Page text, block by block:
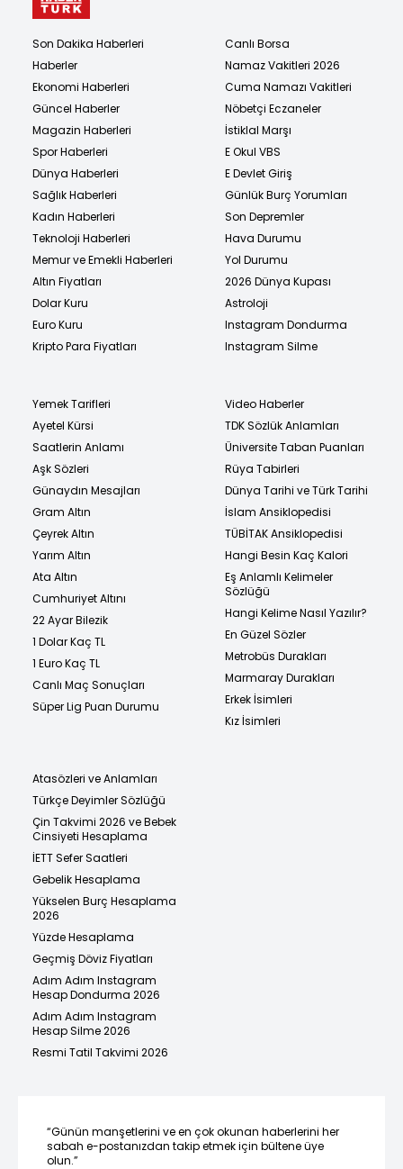
Son Dakika Haberleri
Haberler
Ekonomi Haberleri
Güncel Haberler
Magazin Haberleri
Spor Haberleri
Dünya Haberleri
Sağlık Haberleri
Kadın Haberleri
Teknoloji Haberleri
Memur ve Emekli Haberleri
Altın Fiyatları
Dolar Kuru
Euro Kuru
Kripto Para Fiyatları
Canlı Borsa
Namaz Vakitleri 2026
Cuma Namazı Vakitleri
Nöbetçi Eczaneler
İstiklal Marşı
E Okul VBS
E Devlet Giriş
Günlük Burç Yorumları
Son Depremler
Hava Durumu
Yol Durumu
2026 Dünya Kupası
Astroloji
Instagram Dondurma
Instagram Silme
Yemek Tarifleri
Ayetel Kürsi
Saatlerin Anlamı
Aşk Sözleri
Günaydın Mesajları
Gram Altın
Çeyrek Altın
Yarım Altın
Ata Altın
Cumhuriyet Altını
22 Ayar Bilezik
1 Dolar Kaç TL
1 Euro Kaç TL
Canlı Maç Sonuçları
Süper Lig Puan Durumu
Video Haberler
TDK Sözlük Anlamları
Üniversite Taban Puanları
Rüya Tabirleri
Dünya Tarihi ve Türk Tarihi
İslam Ansiklopedisi
TÜBİTAK Ansiklopedisi
Hangi Besin Kaç Kalori
Eş Anlamlı Kelimeler
Sözlüğü
Hangi Kelime Nasıl Yazılır?
En Güzel Sözler
Metrobüs Durakları
Marmaray Durakları
Erkek İsimleri
Kız İsimleri
Atasözleri ve Anlamları
Türkçe Deyimler Sözlüğü
Çin Takvimi 2026 ve Bebek
Cinsiyeti Hesaplama
İETT Sefer Saatleri
Gebelik Hesaplama
Yükselen Burç Hesaplama
2026
Yüzde Hesaplama
Geçmiş Döviz Fiyatları
Adım Adım Instagram
Hesap Dondurma 2026
Adım Adım Instagram
Hesap Silme 2026
Resmi Tatil Takvimi 2026
“Günün manşetlerini ve en çok okunan haberlerini her
sabah e-postanızdan takip etmek için bültene üye
olun.”